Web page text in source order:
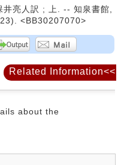
井亮人訳 ; 上. -- 知泉書館,
<BB30207070>
about the
Related Information<<